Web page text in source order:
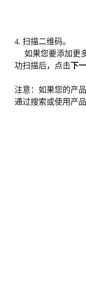
4. 扫描二维码。
如果您要添加更
功扫描后，点击下
注意：如果您的产
通过搜索或使用产